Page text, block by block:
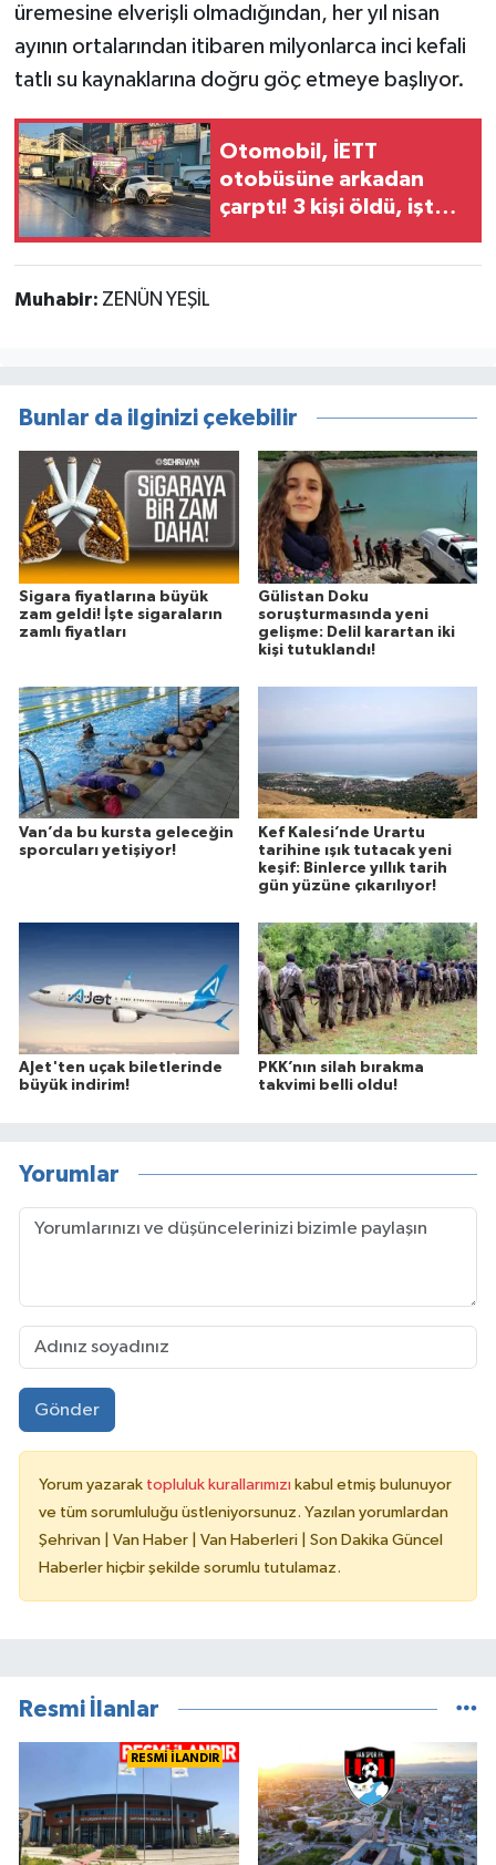
üremesine elverişli olmadığından, her yıl nisan
ayının ortalarından itibaren milyonlarca inci kefali
tatlı su kaynaklarına doğru göç etmeye başlıyor.
Otomobil, İETT
otobüsüne arkadan
çarptı! 3 kişi öldü, işte
kaybedenlerin isimleri
Muhabir: ZENÜN YEŞİL
Bunlar da ilginizi çekebilir
Sigara fiyatlarına büyük
zam geldi! İşte sigaraların
zamlı fiyatları
Gülistan Doku
soruşturmasında yeni
gelişme: Delil karartan iki
kişi tutuklandı!
Van’da bu kursta geleceğin
sporcuları yetişiyor!
Kef Kalesi’nde Urartu
tarihine ışık tutacak yeni
keşif: Binlerce yıllık tarih
gün yüzüne çıkarılıyor!
AJet'ten uçak biletlerinde
büyük indirim!
PKK’nın silah bırakma
takvimi belli oldu!
Yorumlar
Gönder
Yorum yazarak topluluk kurallarımızı kabul etmiş bulunuyor
ve tüm sorumluluğu üstleniyorsunuz. Yazılan yorumlardan
Şehrivan | Van Haber | Van Haberleri | Son Dakika Güncel
Haberler hiçbir şekilde sorumlu tutulamaz.
Resmi İlanlar
RESMİ İLANDIR